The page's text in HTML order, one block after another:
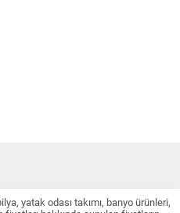
yatak odası takımı, banyo ürünleri,